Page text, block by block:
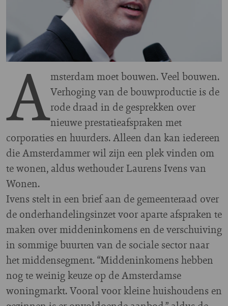
Amsterdam moet bouwen. Veel bouwen.
Verhoging van de bouwproductie is de
rode draad in de gesprekken over
nieuwe prestatieafspraken met
corporaties en huurders. Alleen dan kan iedereen
die Amsterdammer wil zijn een plek vinden om
te wonen, aldus wethouder Laurens Ivens van
Wonen.
Ivens stelt in een brief aan de gemeenteraad over
de onderhandelingsinzet voor aparte afspraken te
maken over middeninkomens en de verschuiving
in sommige buurten van de sociale sector naar
het middensegment. “Middeninkomens hebben
nog te weinig keuze op de Amsterdamse
woningmarkt. Vooral voor kleine huishoudens en